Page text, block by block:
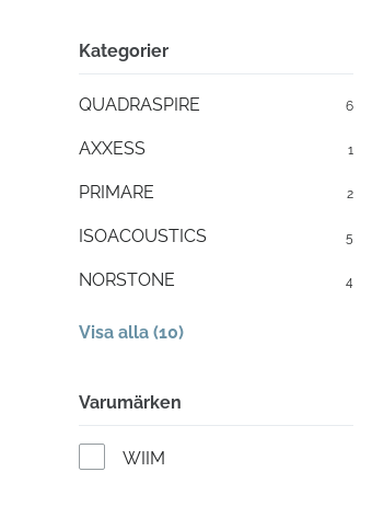
Kategorier
QUADRASPIRE 6
AXXESS 1
PRIMARE 2
ISOACOUSTICS 5
NORSTONE 4
Visa alla (10)
Varumärken
WIIM